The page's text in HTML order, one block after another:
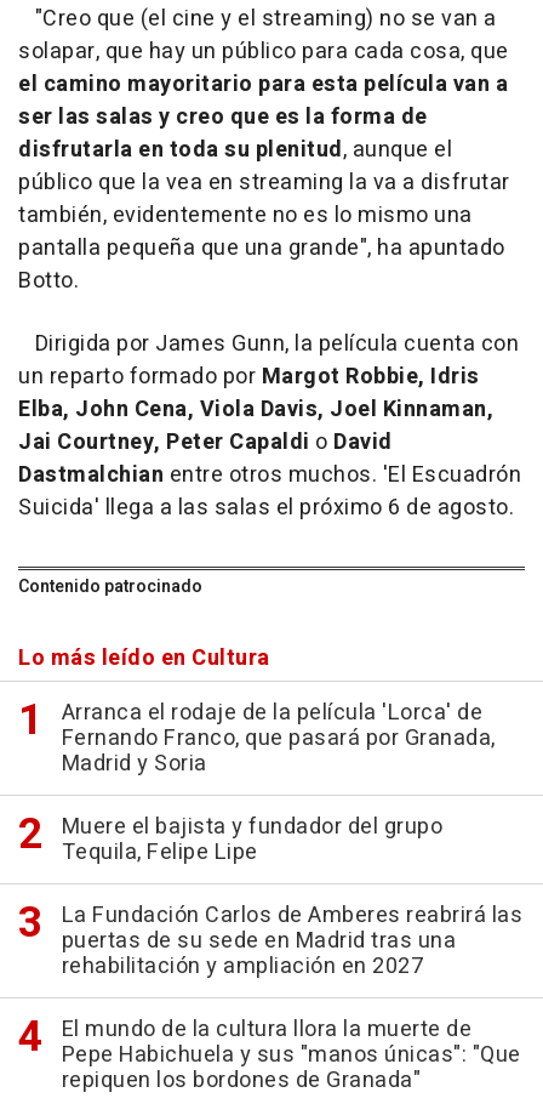
"Creo que (el cine y el streaming) no se van a
solapar, que hay un público para cada cosa, que
el camino mayoritario para esta película van a
ser las salas y creo que es la forma de
disfrutarla en toda su plenitud, aunque el
público que la vea en streaming la va a disfrutar
también, evidentemente no es lo mismo una
pantalla pequeña que una grande", ha apuntado
Botto.
Dirigida por James Gunn, la película cuenta con
un reparto formado por Margot Robbie, Idris
Elba, John Cena, Viola Davis, Joel Kinnaman,
Jai Courtney, Peter Capaldi o David
Dastmalchian entre otros muchos. 'El Escuadrón
Suicida' llega a las salas el próximo 6 de agosto.
Contenido patrocinado
Lo más leído en Cultura
Arranca el rodaje de la película 'Lorca' de
Fernando Franco, que pasará por Granada,
Madrid y Soria
Muere el bajista y fundador del grupo
Tequila, Felipe Lipe
La Fundación Carlos de Amberes reabrirá las
puertas de su sede en Madrid tras una
rehabilitación y ampliación en 2027
El mundo de la cultura llora la muerte de
Pepe Habichuela y sus "manos únicas": "Que
repiquen los bordones de Granada"